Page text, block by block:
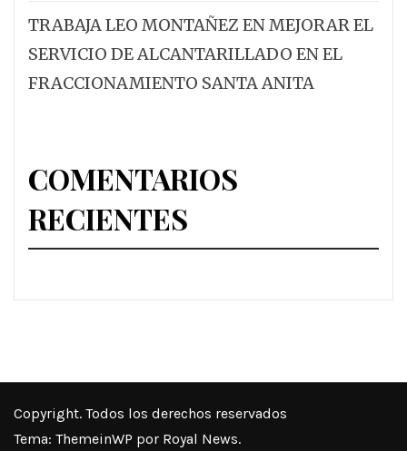
TRABAJA LEO MONTAÑEZ EN MEJORAR EL
SERVICIO DE ALCANTARILLADO EN EL
FRACCIONAMIENTO SANTA ANITA
COMENTARIOS
RECIENTES
Copyright. Todos los derechos reservados
Tema: ThemeinWP por Royal News.